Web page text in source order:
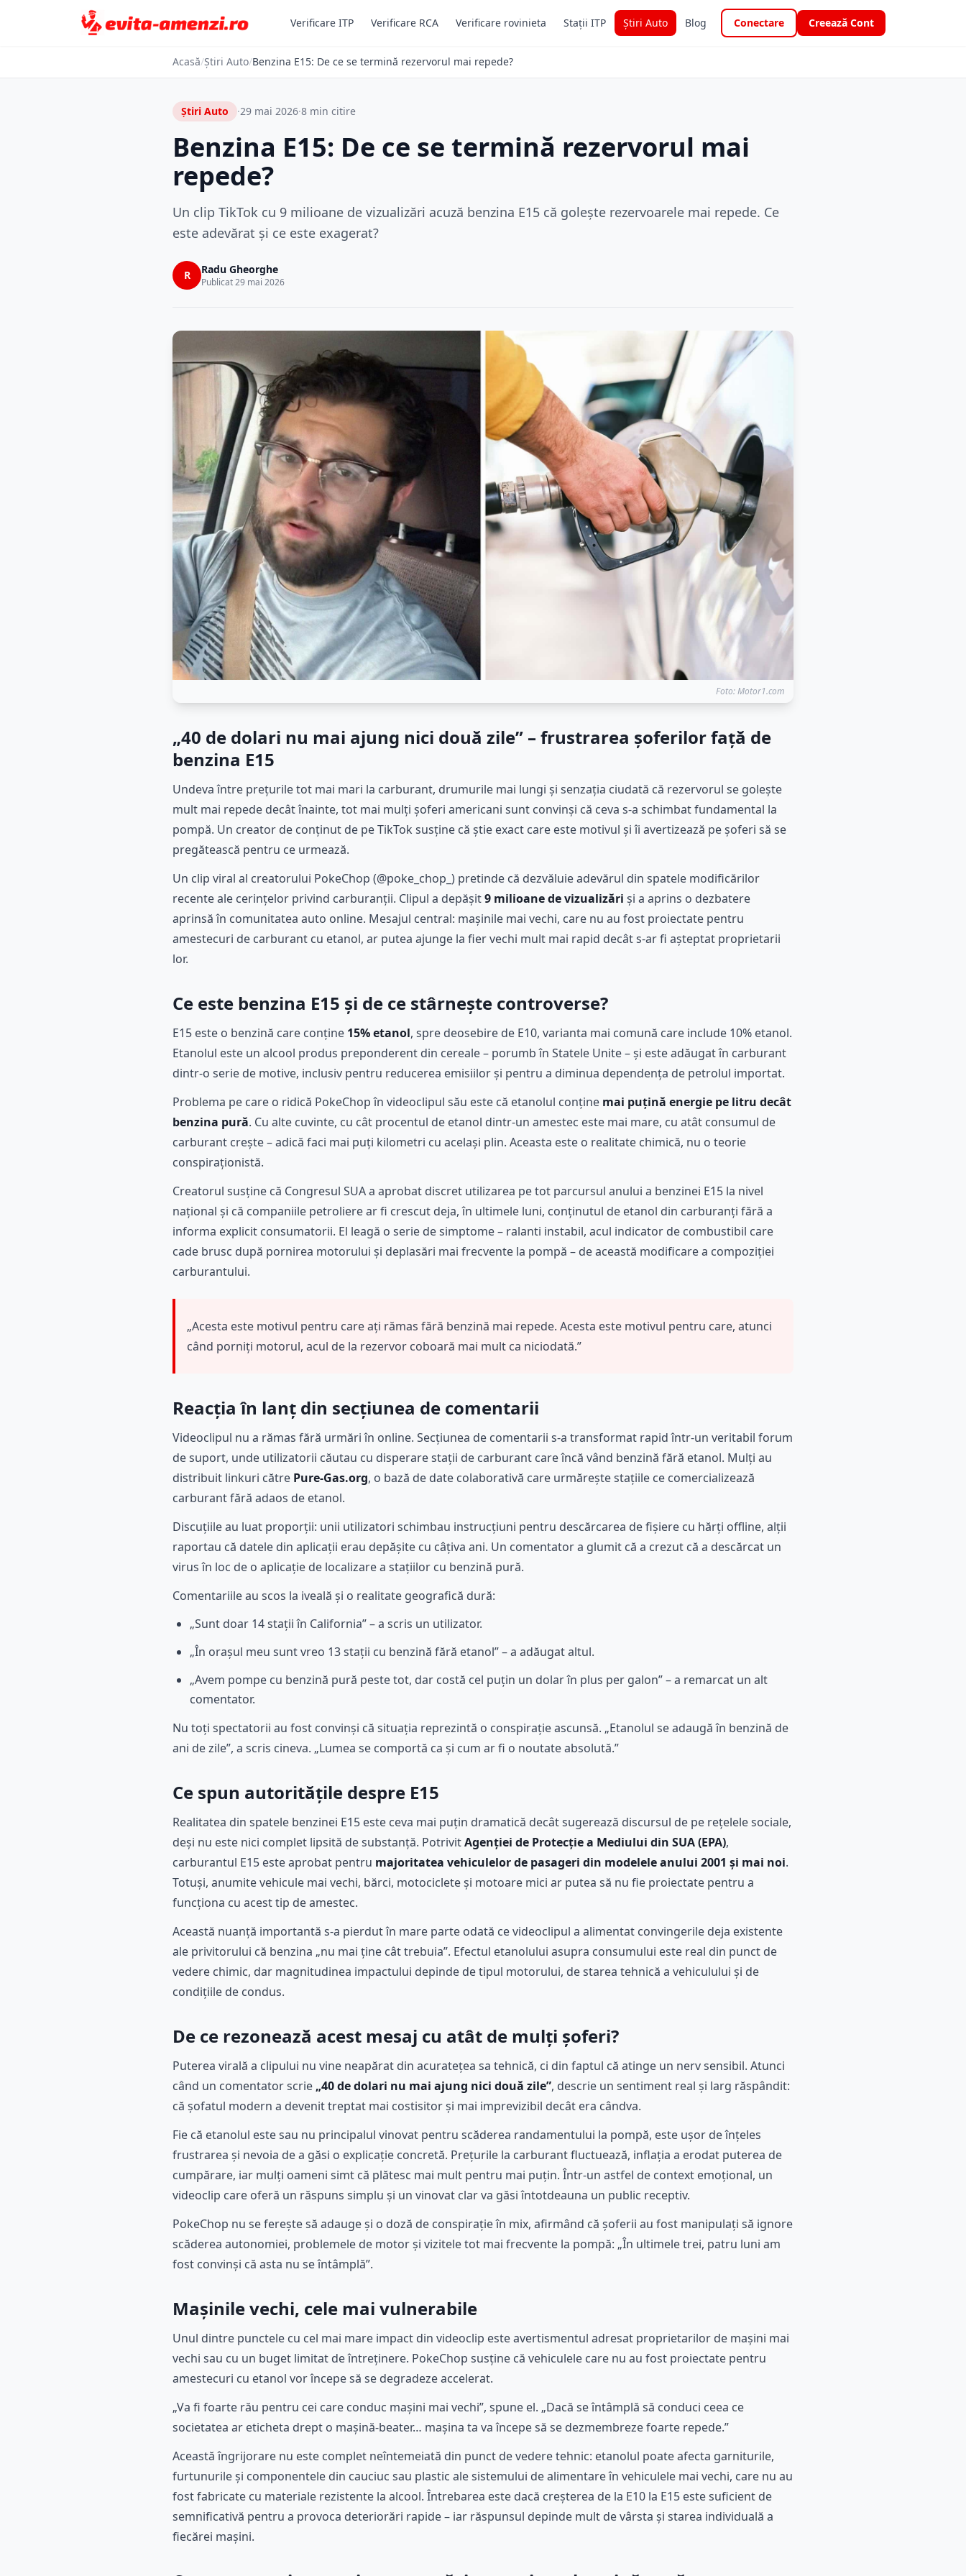
Verificare ITP Verificare RCA Verificare rovinieta Stații ITP Știri Auto Blog Conectare Creează Cont
Acasă/Știri Auto/Benzina E15: De ce se termină rezervorul mai repede?
Știri Auto ·29 mai 2026·8 min citire
Benzina E15: De ce se termină rezervorul mai
repede?
Un clip TikTok cu 9 milioane de vizualizări acuză benzina E15 că golește rezervoarele mai repede. Ce
este adevărat și ce este exagerat?
R Radu Gheorghe
Publicat 29 mai 2026
Foto: Motor1.com
„40 de dolari nu mai ajung nici două zile” – frustrarea șoferilor față de
benzina E15
Undeva între prețurile tot mai mari la carburant, drumurile mai lungi și senzația ciudată că rezervorul se golește
mult mai repede decât înainte, tot mai mulți șoferi americani sunt convinși că ceva s-a schimbat fundamental la
pompă. Un creator de conținut de pe TikTok susține că știe exact care este motivul și îi avertizează pe șoferi să se
pregătească pentru ce urmează.
Un clip viral al creatorului PokeChop (@poke_chop_) pretinde că dezvăluie adevărul din spatele modificărilor
recente ale cerințelor privind carburanții. Clipul a depășit9 milioane de vizualizări și a aprins o dezbatere
aprinsă în comunitatea auto online. Mesajul central: mașinile mai vechi, care nu au fost proiectate pentru
amestecuri de carburant cu etanol, ar putea ajunge la fier vechi mult mai rapid decât s-ar fi așteptat proprietarii
lor.
Ce este benzina E15 și de ce stârnește controverse?
E15 este o benzină care conține 15% etanol, spre deosebire de E10, varianta mai comună care include 10% etanol.
Etanolul este un alcool produs preponderent din cereale – porumb în Statele Unite – și este adăugat în carburant
dintr-o serie de motive, inclusiv pentru reducerea emisiilor și pentru a diminua dependența de petrolul importat.
Problema pe care o ridică PokeChop în videoclipul său este că etanolul conține mai puțină energie pe litru decât
benzina pură. Cu alte cuvinte, cu cât procentul de etanol dintr-un amestec este mai mare, cu atât consumul de
carburant crește – adică faci mai puți kilometri cu același plin. Aceasta este o realitate chimică, nu o teorie
conspiraționistă.
Creatorul susține că Congresul SUA a aprobat discret utilizarea pe tot parcursul anului a benzinei E15 la nivel
național și că companiile petroliere ar fi crescut deja, în ultimele luni, conținutul de etanol din carburanți fără a
informa explicit consumatorii. El leagă o serie de simptome – ralanti instabil, acul indicator de combustibil care
cade brusc după pornirea motorului și deplasări mai frecvente la pompă – de această modificare a compoziției
carburantului.
„Acesta este motivul pentru care ați rămas fără benzină mai repede. Acesta este motivul pentru care, atunci
când porniți motorul, acul de la rezervor coboară mai mult ca niciodată.”
Reacția în lanț din secțiunea de comentarii
Videoclipul nu a rămas fără urmări în online. Secțiunea de comentarii s-a transformat rapid într-un veritabil forum
de suport, unde utilizatorii căutau cu disperare stații de carburant care încă vând benzină fără etanol. Mulți au
distribuit linkuri către Pure-Gas.org, o bază de date colaborativă care urmărește stațiile ce comercializează
carburant fără adaos de etanol.
Discuțiile au luat proporții: unii utilizatori schimbau instrucțiuni pentru descărcarea de fișiere cu hărți offline, alții
raportau că datele din aplicații erau depășite cu câțiva ani. Un comentator a glumit că a crezut că a descărcat un
virus în loc de o aplicație de localizare a stațiilor cu benzină pură.
Comentariile au scos la iveală și o realitate geografică dură:
„Sunt doar 14 stații în California” – a scris un utilizator.
„În orașul meu sunt vreo 13 stații cu benzină fără etanol” – a adăugat altul.
„Avem pompe cu benzină pură peste tot, dar costă cel puțin un dolar în plus per galon” – a remarcat un alt
comentator.
Nu toți spectatorii au fost convinși că situația reprezintă o conspirație ascunsă. „Etanolul se adaugă în benzină de
ani de zile”, a scris cineva. „Lumea se comportă ca și cum ar fi o noutate absolută.”
Ce spun autoritățile despre E15
Realitatea din spatele benzinei E15 este ceva mai puțin dramatică decât sugerează discursul de pe rețelele sociale,
deși nu este nici complet lipsită de substanță. PotrivitAgenției de Protecție a Mediului din SUA (EPA),
carburantul E15 este aprobat pentru majoritatea vehiculelor de pasageri din modelele anului 2001 și mai noi.
Totuși, anumite vehicule mai vechi, bărci, motociclete și motoare mici ar putea să nu fie proiectate pentru a
funcționa cu acest tip de amestec.
Această nuanță importantă s-a pierdut în mare parte odată ce videoclipul a alimentat convingerile deja existente
ale privitorului că benzina „nu mai ține cât trebuia”. Efectul etanolului asupra consumului este real din punct de
vedere chimic, dar magnitudinea impactului depinde de tipul motorului, de starea tehnică a vehiculului și de
condițiile de condus.
De ce rezonează acest mesaj cu atât de mulți șoferi?
Puterea virală a clipului nu vine neapărat din acuratețea sa tehnică, ci din faptul că atinge un nerv sensibil. Atunci
când un comentator scrie „40 de dolari nu mai ajung nici două zile”, descrie un sentiment real și larg răspândit:
că șofatul modern a devenit treptat mai costisitor și mai imprevizibil decât era cândva.
Fie că etanolul este sau nu principalul vinovat pentru scăderea randamentului la pompă, este ușor de înțeles
frustrarea și nevoia de a găsi o explicație concretă. Prețurile la carburant fluctuează, inflația a erodat puterea de
cumpărare, iar mulți oameni simt că plătesc mai mult pentru mai puțin. Într-un astfel de context emoțional, un
videoclip care oferă un răspuns simplu și un vinovat clar va găsi întotdeauna un public receptiv.
PokeChop nu se ferește să adauge și o doză de conspirație în mix, afirmând că șoferii au fost manipulați să ignore
scăderea autonomiei, problemele de motor și vizitele tot mai frecvente la pompă: „În ultimele trei, patru luni am
fost convinși că asta nu se întâmplă”.
Mașinile vechi, cele mai vulnerabile
Unul dintre punctele cu cel mai mare impact din videoclip este avertismentul adresat proprietarilor de mașini mai
vechi sau cu un buget limitat de întreținere. PokeChop susține că vehiculele care nu au fost proiectate pentru
amestecuri cu etanol vor începe să se degradeze accelerat.
„Va fi foarte rău pentru cei care conduc mașini mai vechi”, spune el. „Dacă se întâmplă să conduci ceea ce
societatea ar eticheta drept o mașină-beater… mașina ta va începe să se dezmembreze foarte repede.”
Această îngrijorare nu este complet neîntemeiată din punct de vedere tehnic: etanolul poate afecta garniturile,
furtunurile și componentele din cauciuc sau plastic ale sistemului de alimentare în vehiculele mai vechi, care nu au
fost fabricate cu materiale rezistente la alcool. Întrebarea este dacă creșterea de la E10 la E15 este suficient de
semnificativă pentru a provoca deteriorări rapide – iar răspunsul depinde mult de vârsta și starea individuală a
fiecărei mașini.